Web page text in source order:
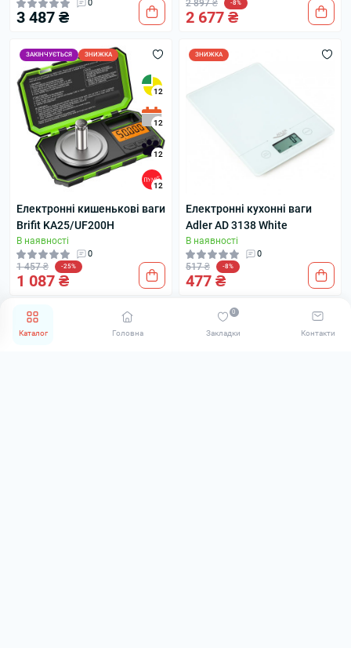
Каталог Головна Закладки
0
Контакти
0
3 487 ₴
2 897 ₴ -8%
2 677 ₴
ЗАКІНЧУЄТЬСЯ ЗНИЖКА
12
12
12
12
Електронні кишенькові ваги
Brifit KA25/UF200H
В наявності
0
1 457 ₴ -25%
1 087 ₴
ЗНИЖКА
Електронні кухонні ваги
Adler AD 3138 White
В наявності
0
517 ₴ -8%
477 ₴
РЕКОМЕНДУЄМО